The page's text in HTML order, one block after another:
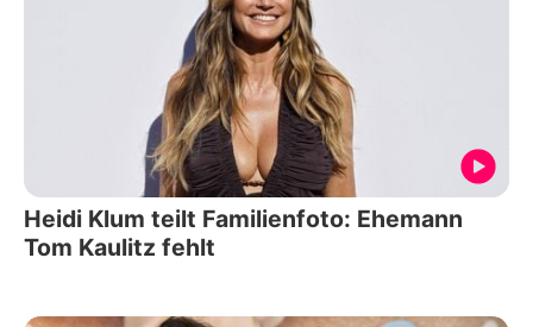
Heidi Klum teilt Familienfoto: Ehemann
Tom Kaulitz fehlt